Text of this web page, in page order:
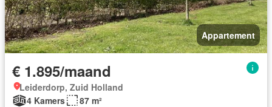
Appartement
€ 1.895/maand
Leiderdorp, Zuid Holland
4 Kamers
87 m²